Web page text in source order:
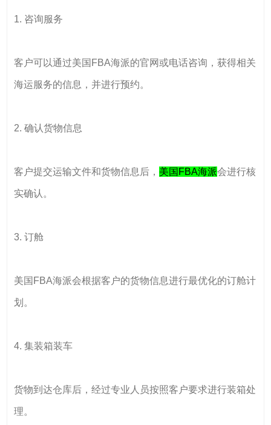
1. 咨询服务
客户可以通过美国FBA海派的官网或电话咨询，获得相关
海运服务的信息，并进行预约。
2. 确认货物信息
客户提交运输文件和货物信息后， 美国FBA海派会进行核
实确认。
3. 订舱
美国FBA海派会根据客户的货物信息进行最优化的订舱计
划。
4. 集装箱装车
货物到达仓库后，经过专业人员按照客户要求进行装箱处
理。